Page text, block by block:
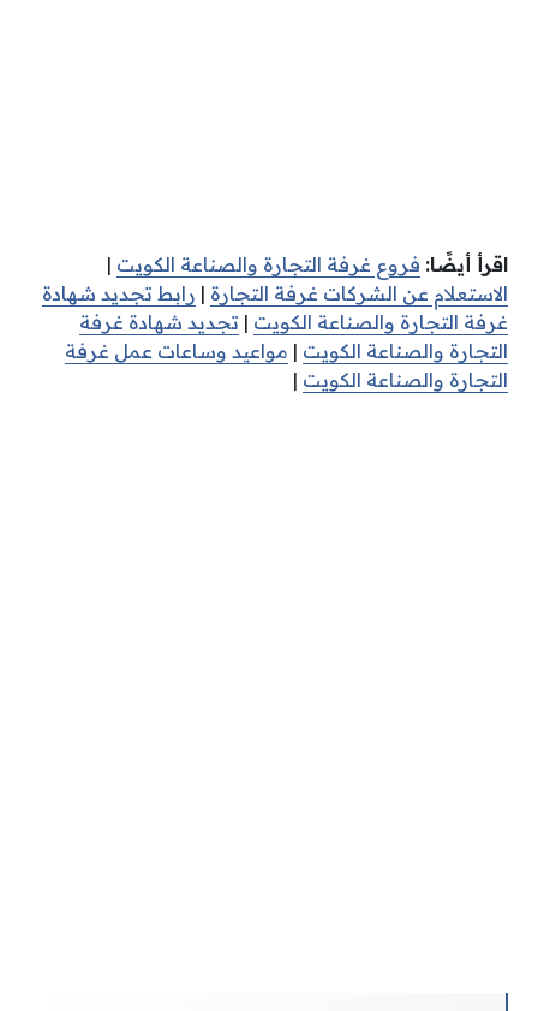
اقرأ أيضًا: فروع غرفة التجارة والصناعة الكويت |
الاستعلام عن الشركات غرفة التجارة | رابط تجديد شهادة
غرفة التجارة والصناعة الكويت | تجديد شهادة غرفة
التجارة والصناعة الكويت | مواعيد وساعات عمل غرفة
التجارة والصناعة الكويت |